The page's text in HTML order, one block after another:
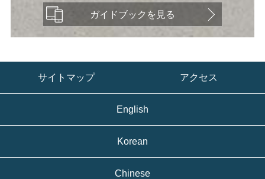
ガイドブックを見る
サイトマップ アクセス
English
Korean
Chinese